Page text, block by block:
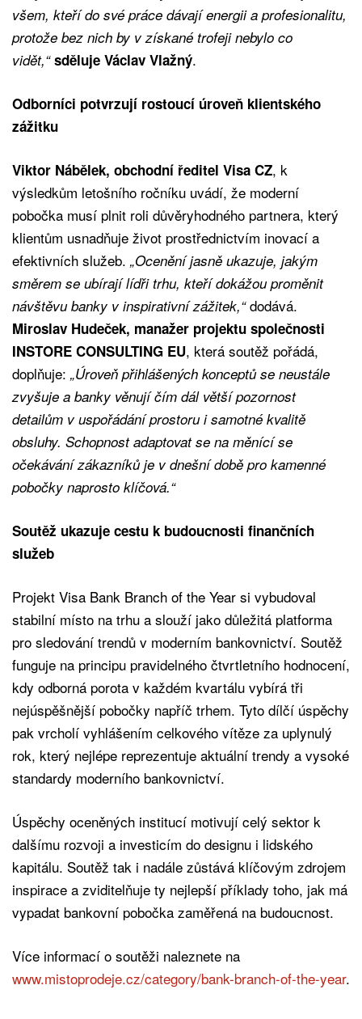
všem, kteří do své práce dávají energii a profesionalitu,
protože bez nich by v získané trofeji nebylo co
vidět,“sděluje Václav Vlažný.
Odborníci potvrzují rostoucí úroveň klientského
zážitku
Viktor Nábělek, obchodní ředitel Visa CZ, k
výsledkům letošního ročníku uvádí, že moderní
pobočka musí plnit roli důvěryhodného partnera, který
klientům usnadňuje život prostřednictvím inovací a
efektivních služeb. „Ocenění jasně ukazuje, jakým
směrem se ubírají lídři trhu, kteří dokážou proměnit
návštěvu banky v inspirativní zážitek,“dodává.
Miroslav Hudeček, manažer projektu společnosti
INSTORE CONSULTING EU, která soutěž pořádá,
doplňuje: „Úroveň přihlášených konceptů se neustále
zvyšuje a banky věnují čím dál větší pozornost
detailům v uspořádání prostoru i samotné kvalitě
obsluhy. Schopnost adaptovat se na měnící se
očekávání zákazníků je v dnešní době pro kamenné
pobočky naprosto klíčová.“
Soutěž ukazuje cestu k budoucnosti finančních
služeb
Projekt Visa Bank Branch of the Year si vybudoval
stabilní místo na trhu a slouží jako důležitá platforma
pro sledování trendů v moderním bankovnictví. Soutěž
funguje na principu pravidelného čtvrtletního hodnocení,
kdy odborná porota v každém kvartálu vybírá tři
nejúspěšnější pobočky napříč trhem. Tyto dílčí úspěchy
pak vrcholí vyhlášením celkového vítěze za uplynulý
rok, který nejlépe reprezentuje aktuální trendy a vysoké
standardy moderního bankovnictví.
Úspěchy oceněných institucí motivují celý sektor k
dalšímu rozvoji a investicím do designu i lidského
kapitálu. Soutěž tak i nadále zůstává klíčovým zdrojem
inspirace a zviditelňuje ty nejlepší příklady toho, jak má
vypadat bankovní pobočka zaměřená na budoucnost.
Více informací o soutěži naleznete na
www.mistoprodeje.cz/category/bank-branch-of-the-year.